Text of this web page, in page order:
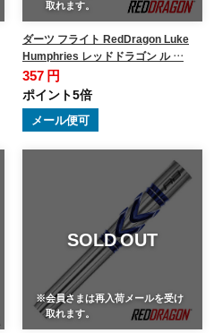
取れます。
ダーツ フライト RedDragon Luke
Humphries レッドドラゴン ル …
357 円
ポイント5倍
メール便可
SOLD OUT
※会員さまは再入荷メールを受け
取れます。